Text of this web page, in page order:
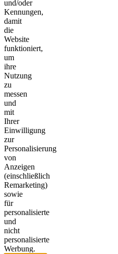
und/oder
Kennungen,
damit
die
Website
funktioniert,
um
ihre
Nutzung
zu
messen
und
mit
Ihrer
Einwilligung
zur
Personalisierung
von
Anzeigen
(einschließlich
Remarketing)
sowie
für
personalisierte
und
nicht
personalisierte
Werbung.